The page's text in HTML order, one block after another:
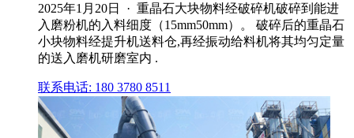
2025年1月20日 · 重晶石大块物料经破碎机破碎到能进
入磨粉机的入料细度（15mm50mm）。 破碎后的重晶石
小块物料经提升机送料仓,再经振动给料机将其均匀定量
的送入磨机研磨室内 .
联系电话: 180 3780 8511